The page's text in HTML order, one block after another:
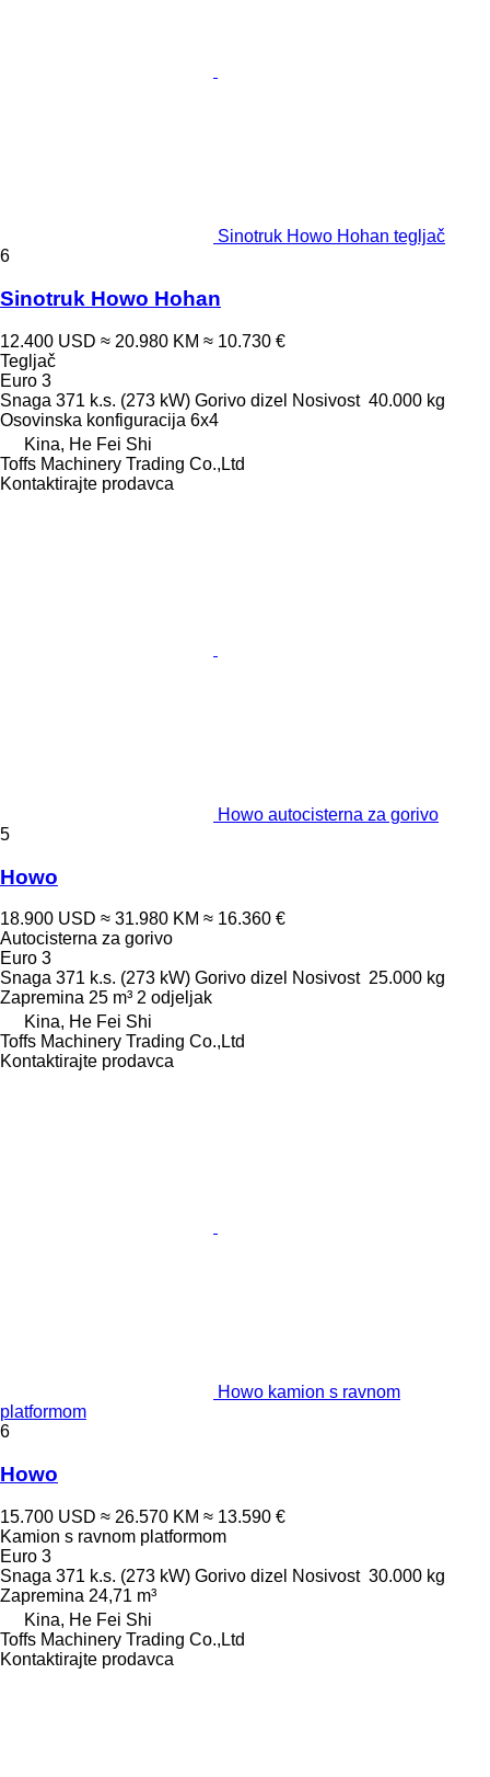
Sinotruk Howo Hohan tegljač
6
Sinotruk Howo Hohan
12.400 USD ≈ 20.980 KM ≈ 10.730 €
Tegljač
Euro 3
Snaga 371 k.s. (273 kW) Gorivo dizel Nosivost 40.000 kg
Osovinska konfiguracija 6x4
Kina, He Fei Shi
Toffs Machinery Trading Co.,Ltd
Kontaktirajte prodavca
Howo autocisterna za gorivo
5
Howo
18.900 USD ≈ 31.980 KM ≈ 16.360 €
Autocisterna za gorivo
Euro 3
Snaga 371 k.s. (273 kW) Gorivo dizel Nosivost 25.000 kg
Zapremina 25 m³ 2 odjeljak
Kina, He Fei Shi
Toffs Machinery Trading Co.,Ltd
Kontaktirajte prodavca
Howo kamion s ravnom
platformom
6
Howo
15.700 USD ≈ 26.570 KM ≈ 13.590 €
Kamion s ravnom platformom
Euro 3
Snaga 371 k.s. (273 kW) Gorivo dizel Nosivost 30.000 kg
Zapremina 24,71 m³
Kina, He Fei Shi
Toffs Machinery Trading Co.,Ltd
Kontaktirajte prodavca